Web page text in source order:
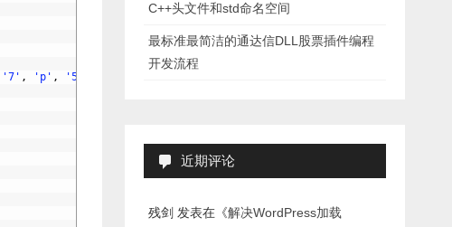
'7' , 'p' , '5'
C++头文件和std命名空间
最标准最简洁的通达信DLL股票插件编程
开发流程
近期评论
残剑 发表在《解决WordPress加载